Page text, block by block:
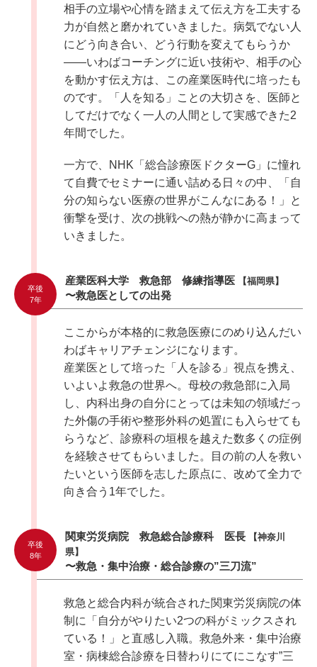
相手の立場や心情を踏まえて伝え方を工夫する
力が自然と磨かれていきました。病気でない人
にどう向き合い、どう行動を変えてもらうか
――いわばコーチングに近い技術や、相手の心
を動かす伝え方は、この産業医時代に培ったも
のです。「人を知る」ことの大切さを、医師と
してだけでなく一人の人間として実感できた2
年間でした。
一方で、NHK「総合診療医ドクターG」に憧れ
て自費でセミナーに通い詰める日々の中、「自
分の知らない医療の世界がこんなにある！」と
衝撃を受け、次の挑戦への熱が静かに高まって
いきました。
卒後
7年
産業医科大学 救急部 修練指導医 【福岡県】
〜救急医としての出発
ここからが本格的に救急医療にのめり込んだい
わばキャリアチェンジになります。
産業医として培った「人を診る」視点を携え、
いよいよ救急の世界へ。母校の救急部に入局
し、内科出身の自分にとっては未知の領域だっ
た外傷の手術や整形外科の処置にも入らせても
らうなど、診療科の垣根を越えた数多くの症例
を経験させてもらいました。目の前の人を救い
たいという医師を志した原点に、改めて全力で
向き合う1年でした。
卒後
8年
関東労災病院 救急総合診療科 医長
【神奈川
県】
〜救急・集中治療・総合診療の”三刀流”
救急と総合内科が統合された関東労災病院の体
制に「自分がやりたい2つの科がミックスされ
ている！」と直感し入職。救急外来・集中治療
室・病棟総合診療を日替わりにてにこなす”三